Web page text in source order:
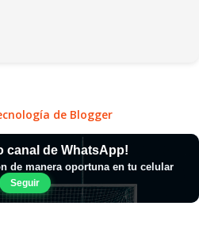
de Blogger
canal de WhatsApp!
de manera oportuna en tu celular
Seguir